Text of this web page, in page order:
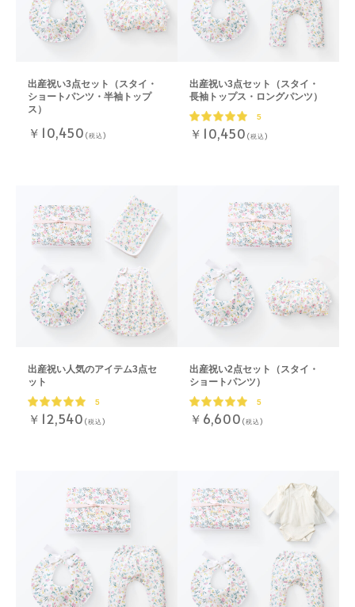
出産祝い3点セット（スタイ・
ショートパンツ・半袖トップ
ス）
￥10,450 (税込)
出産祝い3点セット（スタイ・
長袖トップス・ロングパンツ）
5
￥10,450 (税込)
出産祝い人気のアイテム3点セ
ット
5
￥12,540 (税込)
出産祝い2点セット（スタイ・
ショートパンツ）
5
￥6,600 (税込)